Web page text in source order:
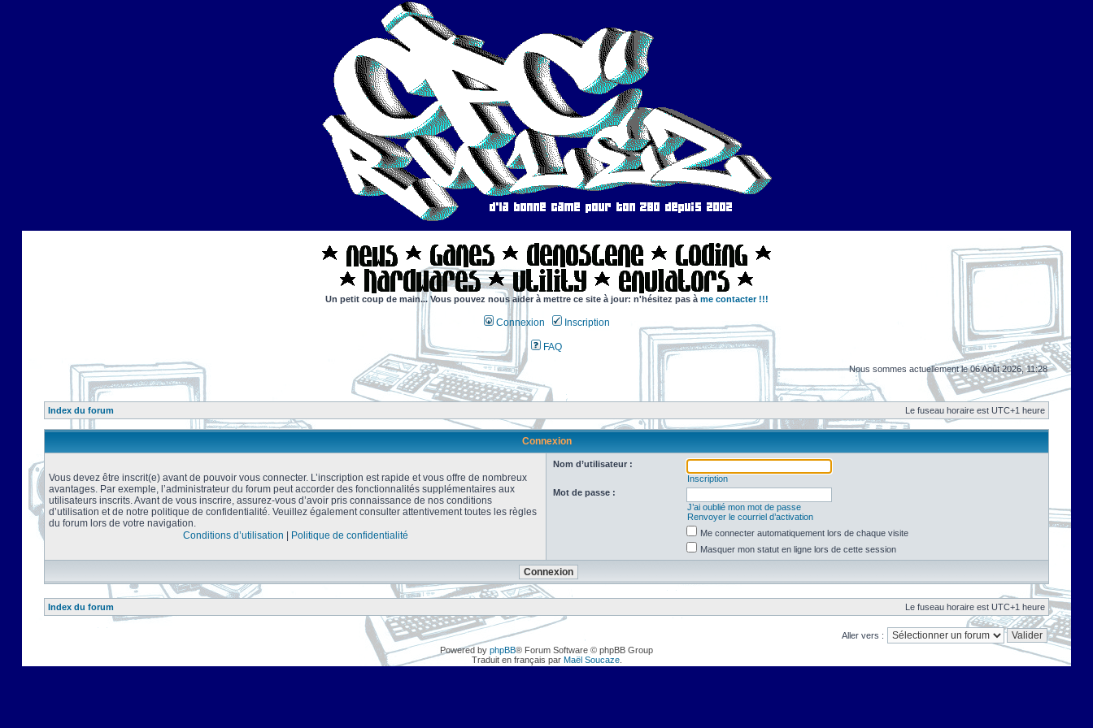
Un petit coup de main... Vous pouvez nous aider à mettre ce site à jour: n'hésitez pas à me contacter !!!
Connexion Inscription
FAQ
Nous sommes actuellement le 06 Août 2026, 11:28
Index du forum Le fuseau horaire est UTC+1 heure
Connexion
Vous devez être inscrit(e) avant de pouvoir vous connecter. L’inscription est rapide et vous offre de nombreux
avantages. Par exemple, l’administrateur du forum peut accorder des fonctionnalités supplémentaires aux
utilisateurs inscrits. Avant de vous inscrire, assurez-vous d’avoir pris connaissance de nos conditions
d’utilisation et de notre politique de confidentialité. Veuillez également consulter attentivement toutes les règles
du forum lors de votre navigation.
Conditions d’utilisation
Politique de confidentialité
Nom d’utilisateur :
Inscription
Mot de passe :
J’ai oublié mon mot de passe
Renvoyer le courriel d’activation
Me connecter automatiquement lors de chaque visite
Masquer mon statut en ligne lors de cette session
Index du forum Le fuseau horaire est UTC+1 heure
Aller vers :
Powered by phpBB® Forum Software © phpBB Group
Traduit en français par Maël Soucaze.